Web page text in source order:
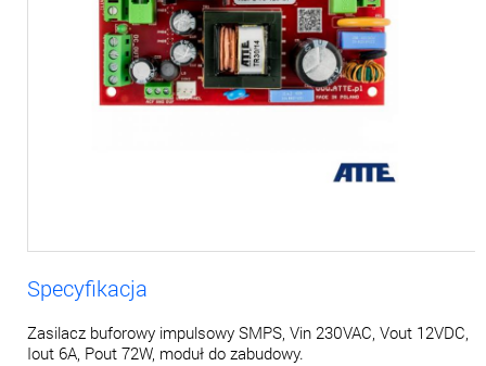
Specyfikacja
Zasilacz buforowy impulsowy SMPS, Vin 230VAC, Vout 12VDC,
Iout 6A, Pout 72W, moduł do zabudowy.